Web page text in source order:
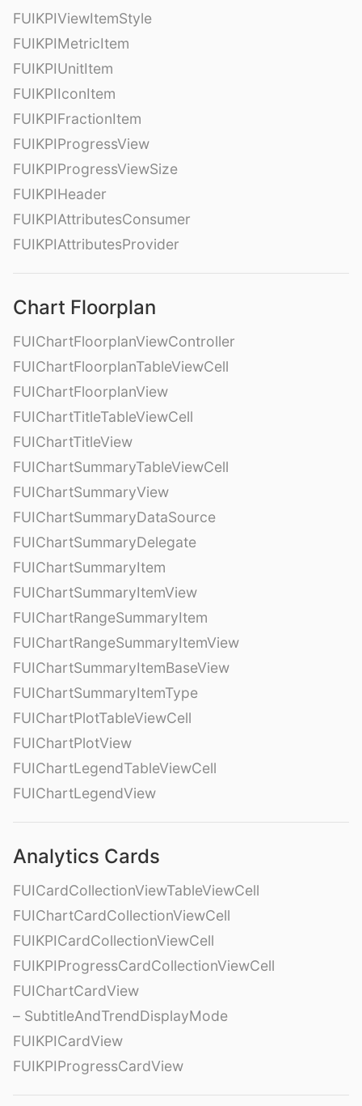
FUIKPIViewItemStyle
FUIKPIMetricItem
FUIKPIUnitItem
FUIKPIIconItem
FUIKPIFractionItem
FUIKPIProgressView
FUIKPIProgressViewSize
FUIKPIHeader
FUIKPIAttributesConsumer
FUIKPIAttributesProvider
Chart Floorplan
FUIChartFloorplanViewController
FUIChartFloorplanTableViewCell
FUIChartFloorplanView
FUIChartTitleTableViewCell
FUIChartTitleView
FUIChartSummaryTableViewCell
FUIChartSummaryView
FUIChartSummaryDataSource
FUIChartSummaryDelegate
FUIChartSummaryItem
FUIChartSummaryItemView
FUIChartRangeSummaryItem
FUIChartRangeSummaryItemView
FUIChartSummaryItemBaseView
FUIChartSummaryItemType
FUIChartPlotTableViewCell
FUIChartPlotView
FUIChartLegendTableViewCell
FUIChartLegendView
Analytics Cards
FUICardCollectionViewTableViewCell
FUIChartCardCollectionViewCell
FUIKPICardCollectionViewCell
FUIKPIProgressCardCollectionViewCell
FUIChartCardView
– SubtitleAndTrendDisplayMode
FUIKPICardView
FUIKPIProgressCardView